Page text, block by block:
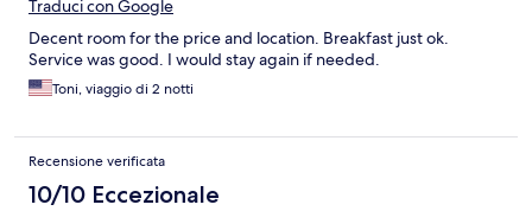
Traduci con Google
Decent room for the price and location. Breakfast just ok.
Service was good. I would stay again if needed.
Toni, viaggio di 2 notti
Recensione verificata
10/10 Eccezionale